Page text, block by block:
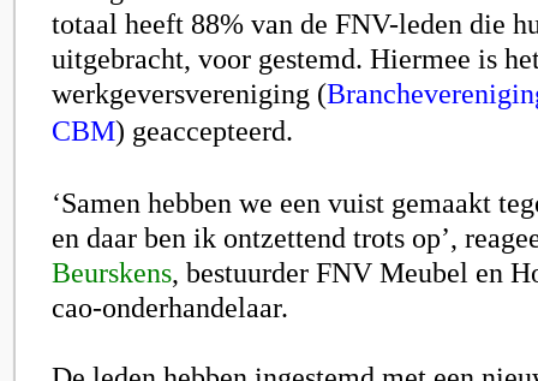
totaal heeft 88% van de FNV-leden die
uitgebracht, voor gestemd. Hiermee is
werkgeversvereniging (
CBM) geaccepteerd.
‘Samen hebben we een vuist gemaakt
en daar ben ik ontzettend trots op’,
Beurskens, bestuurder FNV Meubel en
cao-onderhandelaar.